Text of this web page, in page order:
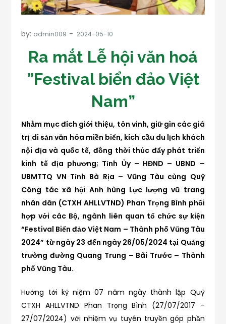
by: admin009
Ra mắt Lễ hội văn hoá
”Festival biển đảo Việt
Nam”
Nhằm mục đích giới thiệu, tôn vinh, giữ gìn các giá
trị di sản văn hóa miền biển, kích cầu du lịch khách
nội địa và quốc tế, đồng thời thúc đẩy phát triển
kinh tế địa phương; Tỉnh Ủy – HĐND – UBND –
UBMTTQ VN Tỉnh Bà Rịa – Vũng Tàu cùng Quỹ
Công tác xã hội Anh hùng Lực lượng vũ trang
nhân dân (CTXH AHLLVTND) Phan Trọng Bình phối
hợp với các Bộ, ngành liên quan tổ chức sự kiện
“Festival Biển đảo Việt Nam – Thành phố Vũng Tàu
2024” từ ngày 23 đến ngày 26/05/2024 tại Quảng
trường đường Quang Trung – Bãi Trước – Thành
phố Vũng Tàu.
Hướng tới kỷ niệm 07 năm ngày thành lập Quỹ
CTXH AHLLVTND Phan Trọng Bình (27/07/2017 –
27/07/2024) với nhiệm vụ tuyên truyền góp phần